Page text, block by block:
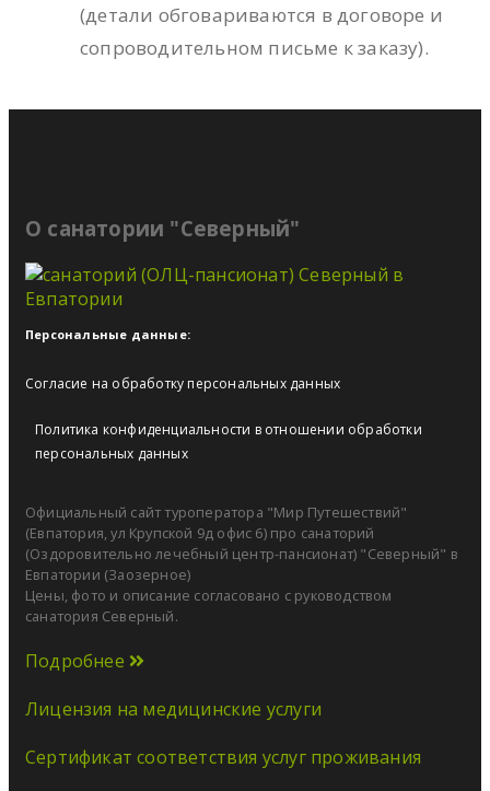
(детали обговариваются в договоре и
сопроводительном письме к заказу).
О санатории "Северный"
Персональные данные:
Согласие на обработку персональных данных
Политика конфиденциальности в отношении обработки
персональных данных
Официальный сайт туроператора "Мир Путешествий"
(Евпатория, ул Крупской 9д офис 6) про санаторий
(Оздоровительно лечебный центр-пансионат) "Северный" в
Евпатории (Заозерное)
Цены, фото и описание согласовано с руководством
санатория Северный.
Подробнее
Лицензия на медицинские услуги
Сертификат соответствия услуг проживания